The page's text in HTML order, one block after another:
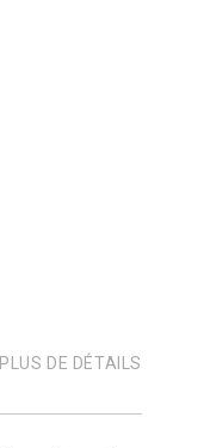
PLUS DE DÉTAILS